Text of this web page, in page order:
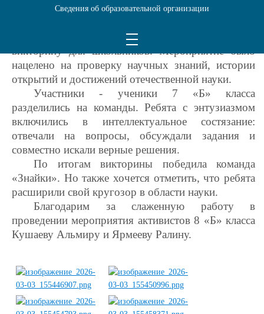
В рамках празднования Дня
на базе «Точка роста» провели увлекательную
викторину для школьников.Мероприятие было
нацелено на проверку научных знаний, истории
открытий и достижений отечественной науки.
Участники
-
ученики 7 «Б» класса
разделились на команды. Ребята с энтузиазмом
включились в интеллектуальное состязание:
отвечали на вопросы, обсуждали задания и
совместно искали верные решения.
По итогам викторины победила команда
«Знайки». Но также хочется отметить, что ребята
расширили свой кругозор в области науки.
Благодарим за слаженную работу в
проведении мероприятия активистов 8 «Б» класса
Кушаеву Альмиру и Ярмееву Ралину.
Сведения об образовательной организации